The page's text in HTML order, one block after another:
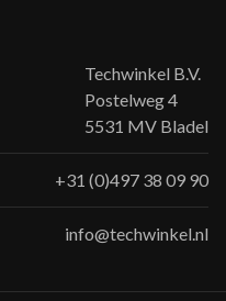
Techwinkel B.V.
Postelweg 4
5531 MV Bladel
+31 (0)497 38 09 90
info@techwinkel.nl